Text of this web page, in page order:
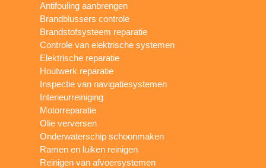
Antifouling aanbrengen
Brandblussers controle
Brandstofsysteem reparatie
Controle van elektrische systemen
Elektrische reparatie
Houtwerk reparatie
Inspectie van navigatiesystemen
Interieurreiniging
Motorreparatie
Olie verversen
Onderwaterschip schoonmaken
Ramen en luiken reinigen
Reinigen van afvoersystemen